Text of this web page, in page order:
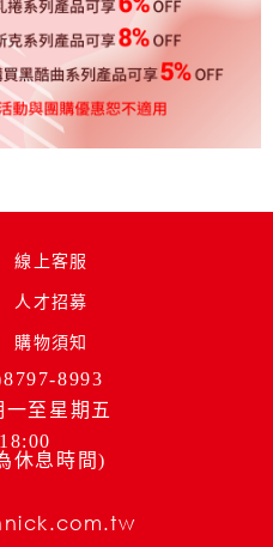
線上客服
人才招募
購物須知
8993
至星期五
休息時間)